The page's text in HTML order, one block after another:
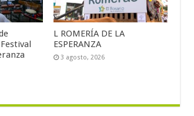
L ROMERÍA DE LA
ESPERANZA
3 agosto, 2026